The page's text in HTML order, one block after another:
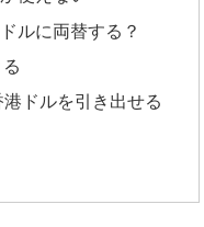
ルに両替する？
ドルを引き出せる